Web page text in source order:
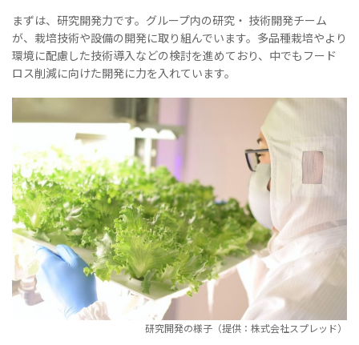
まずは、研究開発力です。グループ内の研究・ 技術開発チーム
が、栽培技術や設備の開発に取り組んでいます。多品種栽培やより
環境に配慮した技術導入などの検討を進めており、中でもフード
ロス削減に向けた開発に力を入れています。
研究開発の様子（提供：株式会社スプレッド）